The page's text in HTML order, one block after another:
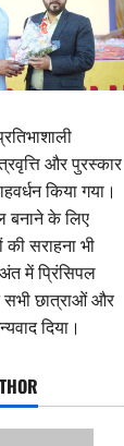
और पुरस्कार
किया गया।
बनाने के लिए
की सराहना भी
में प्रिंसिपल
सभी छात्राओं और
दिया।